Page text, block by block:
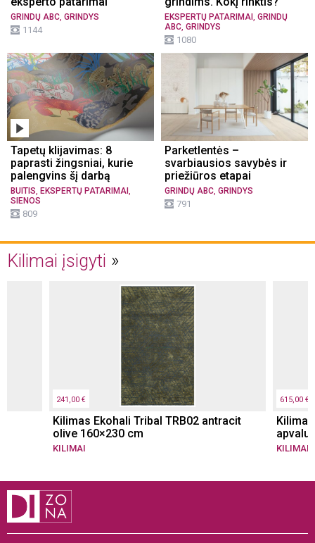
GRINDŲ ABC GRINDYS
1144
EKSPERTŲ PATARIMAI GRINDŲ
ABC GRINDYS
1080
Tapetų klijavimas: 8
paprasti žingsniai, kurie
palengvins šį darbą
BUITIS, EKSPERTŲ PATARIMAI ,
SIENOS
809
Parketlentės –
svarbiausios savybės ir
priežiūros etapai
GRINDŲ ABC, GRINDYS
791
Kilimai įsigyti
241,00 €
Kilimas Ekohali Tribal TRB02 antracit
olive 160×230 cm
KILIMAI
615,00 €
KILIMAI